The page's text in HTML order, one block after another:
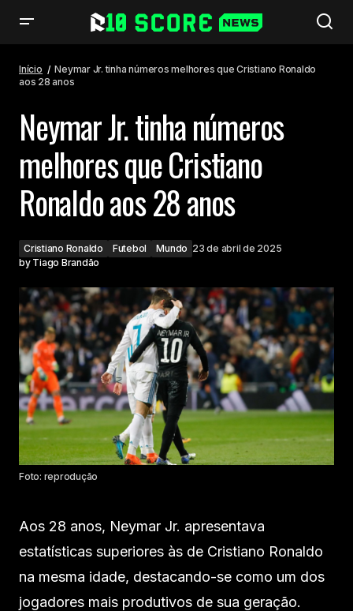
Início
Neymar Jr. tinha números melhores que Cristiano Ronaldo
aos 28 anos
Neymar Jr. tinha números
melhores que Cristiano
Ronaldo aos 28 anos
Cristiano Ronaldo Futebol Mundo 23 de abril de 2025
by Tiago Brandão
Foto: reprodução
Aos 28 anos, Neymar Jr. apresentava
estatísticas superiores às de Cristiano Ronaldo
na mesma idade, destacando-se como um dos
jogadores mais produtivos de sua geração.​